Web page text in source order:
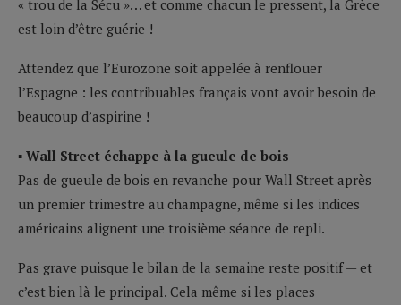
« trou de la Sécu »… et comme chacun le pressent, la Grèce
est loin d’être guérie !
Attendez que l’Eurozone soit appelée à renflouer
l’Espagne : les contribuables français vont avoir besoin de
beaucoup d’aspirine !
▪ Wall Street échappe à la gueule de bois
Pas de gueule de bois en revanche pour Wall Street après
un premier trimestre au champagne, même si les indices
américains alignent une troisième séance de repli.
Pas grave puisque le bilan de la semaine reste positif — et
c’est bien là le principal. Cela même si les places